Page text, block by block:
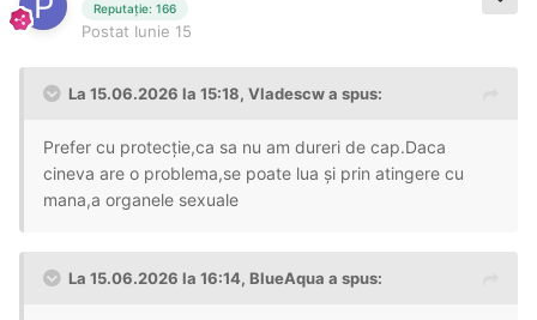
Reputație: 166
Postat Iunie 15
La 15.06.2026 la 15:18, Vladescwa spus:
Prefer cu protecție,ca sa nu am dureri de cap.Daca
cineva are o problema,se poate lua și prin atingere cu
mana,a organele sexuale
La 15.06.2026 la 16:14, BlueAqua a spus: